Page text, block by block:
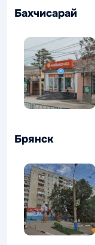
Бахчисарай
Брянск